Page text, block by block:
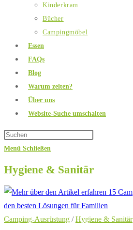
Kinderkram
Bücher
Campingmöbel
Essen
FAQs
Blog
Warum zelten?
Über uns
Website-Suche umschalten
Menü Schließen
Hygiene & Sanitär
Camping-Ausrüstung /Hygiene & Sanitär